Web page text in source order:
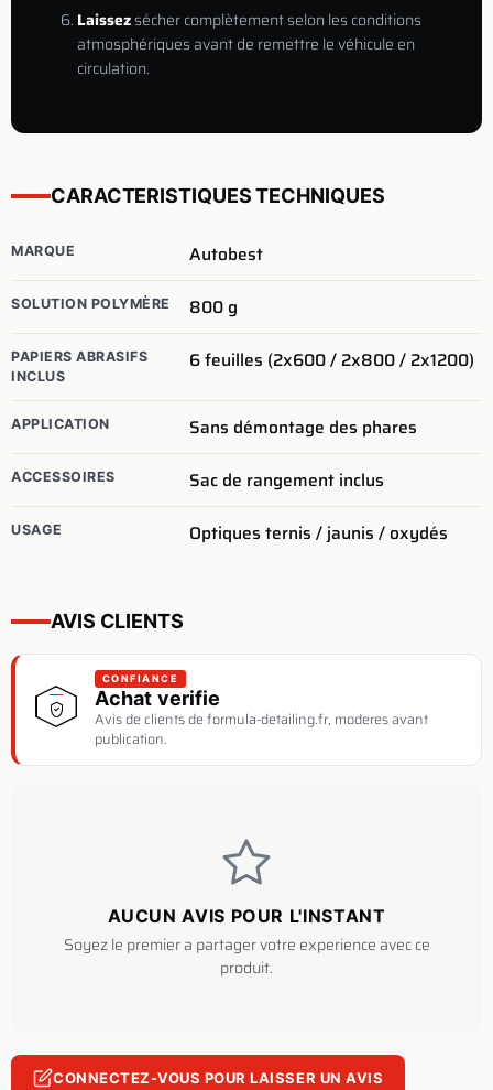
Laissezsécher complètement selon les conditions
atmosphériques avant de remettre le véhicule en
circulation.
CARACTERISTIQUES TECHNIQUES
MARQUE Autobest
SOLUTION POLYMÈRE 800 g
PAPIERS ABRASIFS
INCLUS
6 feuilles (2x600 / 2x800 / 2x1200)
APPLICATION Sans démontage des phares
ACCESSOIRES Sac de rangement inclus
USAGE Optiques ternis / jaunis / oxydés
AVIS CLIENTS
CONFIANCE
Achat verifie
Avis de clients de formula-detailing.fr, moderes avant
publication.
AUCUN AVIS POUR L'INSTANT
Soyez le premier a partager votre experience avec ce
produit.
CONNECTEZ-VOUS POUR LAISSER UN AVIS